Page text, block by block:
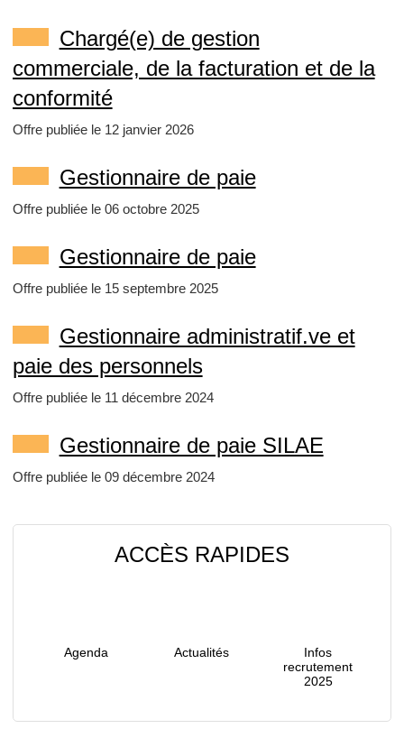
Chargé(e) de gestion
commerciale, de la facturation et de la
conformité
Offre publiée le 12 janvier 2026
Gestionnaire de paie
Offre publiée le 06 octobre 2025
Gestionnaire de paie
Offre publiée le 15 septembre 2025
Gestionnaire administratif.ve et
paie des personnels
Offre publiée le 11 décembre 2024
Gestionnaire de paie SILAE
Offre publiée le 09 décembre 2024
ACCÈS RAPIDES
Agenda Actualités
Infos
recrutement
2025